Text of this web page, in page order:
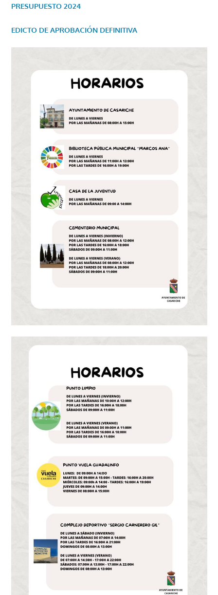
PRESUPUESTO 2024
EDICTO DE APROBACIÓN DEFINITIVA